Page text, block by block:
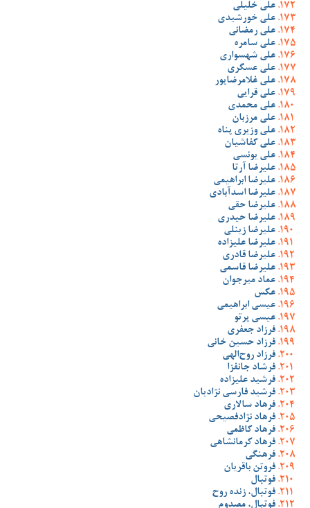
علی خلیلی
علی خورشیدی
علی رمضانی
علی سامره
علی شهسواری
علی عسگری
علی غلامرضاپور
علی قرایی
علی محمدی
علی مرزبان
علی وزیری پناه
علی کفاشیان
علی یونسی
علیرضا آرتا
علیرضا ابراهیمی
علیرضا اسدآبادی
علیرضا حقی
علیرضا حیدری
علیرضا زینلی
علیرضا علیزاده
علیرضا قادری
علیرضا قاسمی
عماد میرجوان
عکس
عیسی ابراهیمی
عیسی پرتو
فرزاد جعفری
فرزاد حسین خانی
فرزاد روح‌الهی
فرشاد جانفزا
فرشید علیزاده
فرشید فارسی نژادیان
فرهاد سالاری
فرهاد نژادفصیحی
فرهاد کاظمی
فرهاد کرمانشاهی
فرهنگی
فروتن باقریان
فوتبال
فوتبال، زنده روح
فوتبال، مصدوم